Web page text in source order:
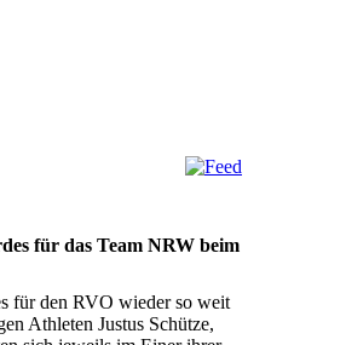
für das Team NRW beim
für den RVO wieder so weit
Athleten Justus Schütze,